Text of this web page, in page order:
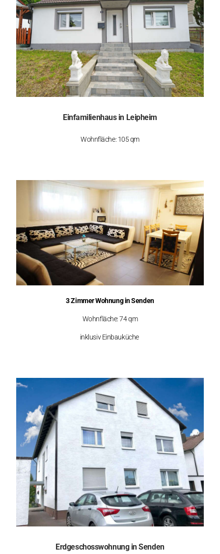
Einfamilienhaus in Leipheim
Wohnfläche: 105 qm
3 Zimmer Wohnung in Senden
Wohnfläche: 74 qm
inklusiv Einbauküche
Erdgeschosswohnung in Senden